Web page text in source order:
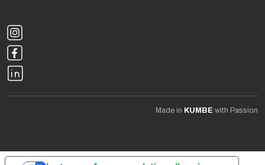
Made in KUMBE with Passion